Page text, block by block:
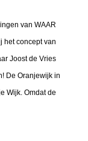
van WAAR
het concept van
Joost de Vries
De Oranjewijk in
Wijk. Omdat de